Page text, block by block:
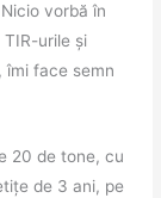
vorbă în
urile și
îmi face semn
20 de tone, cu
de 3 ani, pe